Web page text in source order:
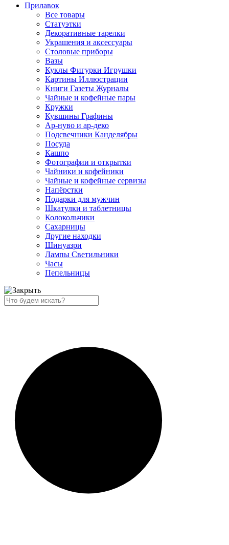
Прилавок
Все товары
Статуэтки
Декоративные тарелки
Украшения и аксессуары
Столовые приборы
Вазы
Куклы Фигурки Игрушки
Картины Иллюстрации
Книги Газеты Журналы
Чайные и кофейные пары
Кружки
Кувшины Графины
Ар-нуво и ар-деко
Подсвечники Канделябры
Посуда
Кашпо
Фотографии и открытки
Чайники и кофейники
Чайные и кофейные сервизы
Напёрстки
Подарки для мужчин
Шкатулки и таблетницы
Колокольчики
Сахарницы
Другие находки
Шинуазри
Лампы Светильники
Часы
Пепельницы